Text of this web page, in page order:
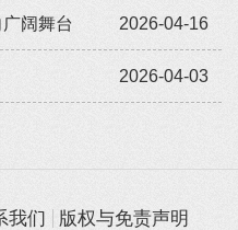
2026-04-16
阔舞台
2026-04-03
我们 版权与免责声明